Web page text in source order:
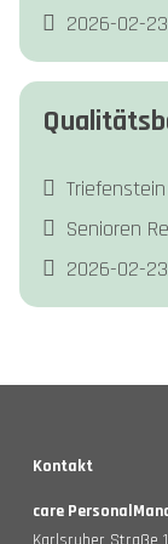
2026-02-23
Triefenstein
Senioren
2026-02-23
Kontakt
care